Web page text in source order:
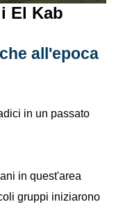
El Kab
all'epoca
in un passato
in quest'area
gruppi iniziarono